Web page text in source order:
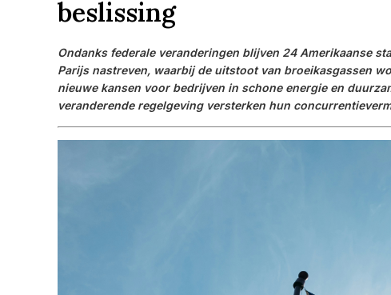
beslissing
Ondanks federale veranderingen blijven 24 Amerikaanse
Parijs nastreven, waarbij de uitstoot van broeikasgassen
nieuwe kansen voor bedrijven in schone energie en
veranderende regelgeving versterken hun